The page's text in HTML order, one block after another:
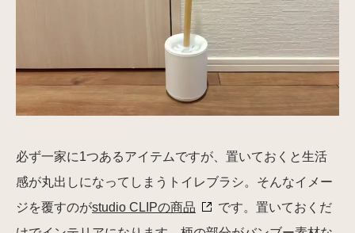
必ず一家に1つあるアイテムですが、置いておくと生活
感が丸出しになってしまうトイレブラシ。そんなイメー
ジを覆すのがstudio CLIPの商品
です。置いておくだ